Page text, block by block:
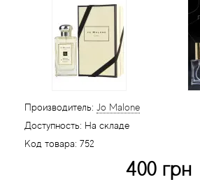
Производитель: Jo Malone
Доступность: На складе
Код товара: 752
400 грн